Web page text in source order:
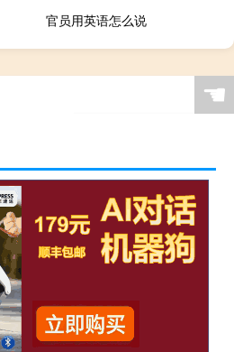
官员用英语怎么说
☚